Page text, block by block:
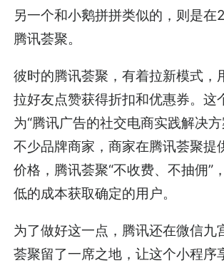
另一个和小鹅拼拼类似的，则是在
腾讯荟聚。
彼时的腾讯荟聚，有着拉新模式，
拉好友点赞获得折扣和优惠券。这
为“腾讯广告的社交电商实践解决方
不少品牌商家，商家在腾讯荟聚提
价格，腾讯荟聚“不收费、不抽佣”
低的成本获取确定的用户。
为了做好这一点，腾讯还在微信九
荟聚留了一席之地，让这个小程序